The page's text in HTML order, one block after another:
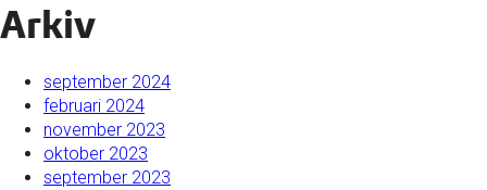
Arkiv
september 2024
februari 2024
november 2023
oktober 2023
september 2023